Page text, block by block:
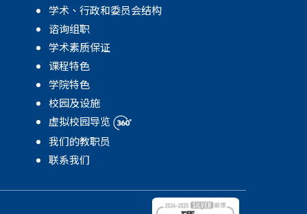
学术、行政和委员会结构
谘询组职
学术素质保证
课程特色
学院特色
校园及设施
虚拟校园导览
我们的教职员
联系我们